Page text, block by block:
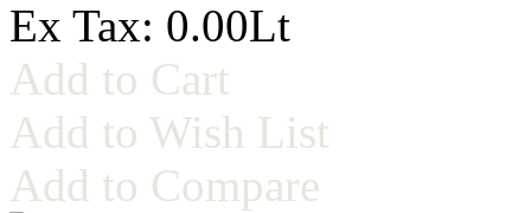
Ex Tax: 0.00Lt
Add to Cart
Add to Wish List
Add to Compare